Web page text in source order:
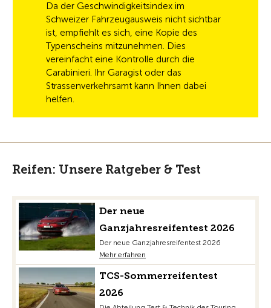
Da der Geschwindigkeitsindex im
Schweizer Fahrzeugausweis nicht sichtbar
ist, empfiehlt es sich, eine Kopie des
Typenscheins mitzunehmen. Dies
vereinfacht eine Kontrolle durch die
Carabinieri. Ihr Garagist oder das
Strassenverkehrsamt kann Ihnen dabei
helfen.
Reifen: Unsere Ratgeber & Test
Der neue
Ganzjahresreifentest 2026
Der neue Ganzjahresreifentest 2026
Mehr erfahren
TCS-Sommerreifentest
2026